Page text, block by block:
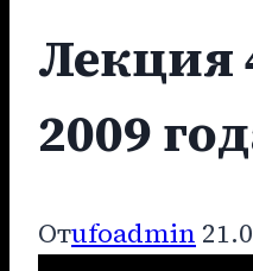
Лекция
2009
Отufoadmin